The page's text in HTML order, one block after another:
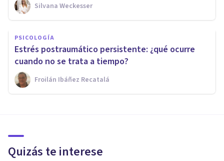
Silvana Weckesser
PSICOLOGÍA
Estrés postraumático persistente: ¿qué ocurre
cuando no se trata a tiempo?
Froilán Ibáñez Recatalá
Quizás te interese